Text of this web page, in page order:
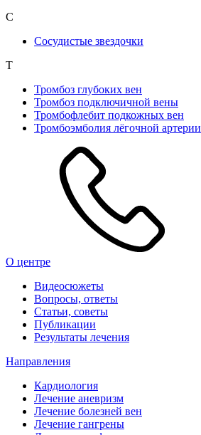
С
Сосудистые звездочки
Т
Тромбоз глубоких вен
Тромбоз подключичной вены
Тромбофлебит подкожных вен
Тромбоэмболия лёгочной артерии
О центре
Видеосюжеты
Вопросы, ответы
Статьи, советы
Публикации
Результаты лечения
Направления
Кардиология
Лечение аневризм
Лечение болезней вен
Лечение гангрены